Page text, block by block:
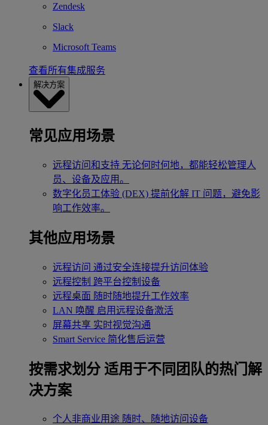
Zendesk
Slack
Microsoft Teams
查看所有集成服务
解决方案
常见应用场景
远程访问和支持 无论何时何地，都能轻松管理人
员、设备及应用。
数字化员工体验 (DEX) 提前化解 IT 问题，避免影
响工作效率。
其他应用场景
远程访问 通过安全连接提升访问体验
远程控制 跨平台控制设备
远程桌面 随时随地提升工作效率
LAN 唤醒 启用远程设备激活
屏幕共享 实时视觉沟通
Smart Service 简化售后运营
按需求划分 适用于不同团队的热门解
决方案
个人非商业用途 随时、随地访问设备